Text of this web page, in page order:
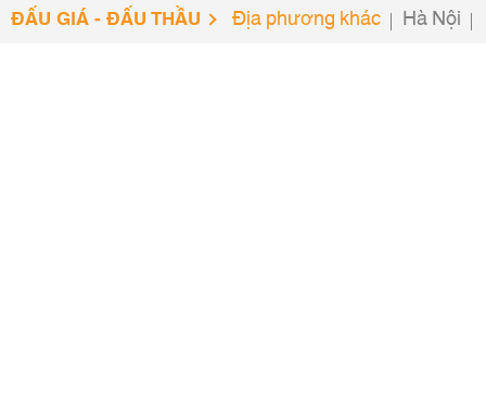
ĐẤU GIÁ - ĐẤU THẦU Địa phương khác Hà Nội